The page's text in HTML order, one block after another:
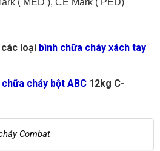
( MED ), CE Mark ( PED)
loại bình chữa cháy xách tay
chữa cháy bột ABC 12kg C-
Combat